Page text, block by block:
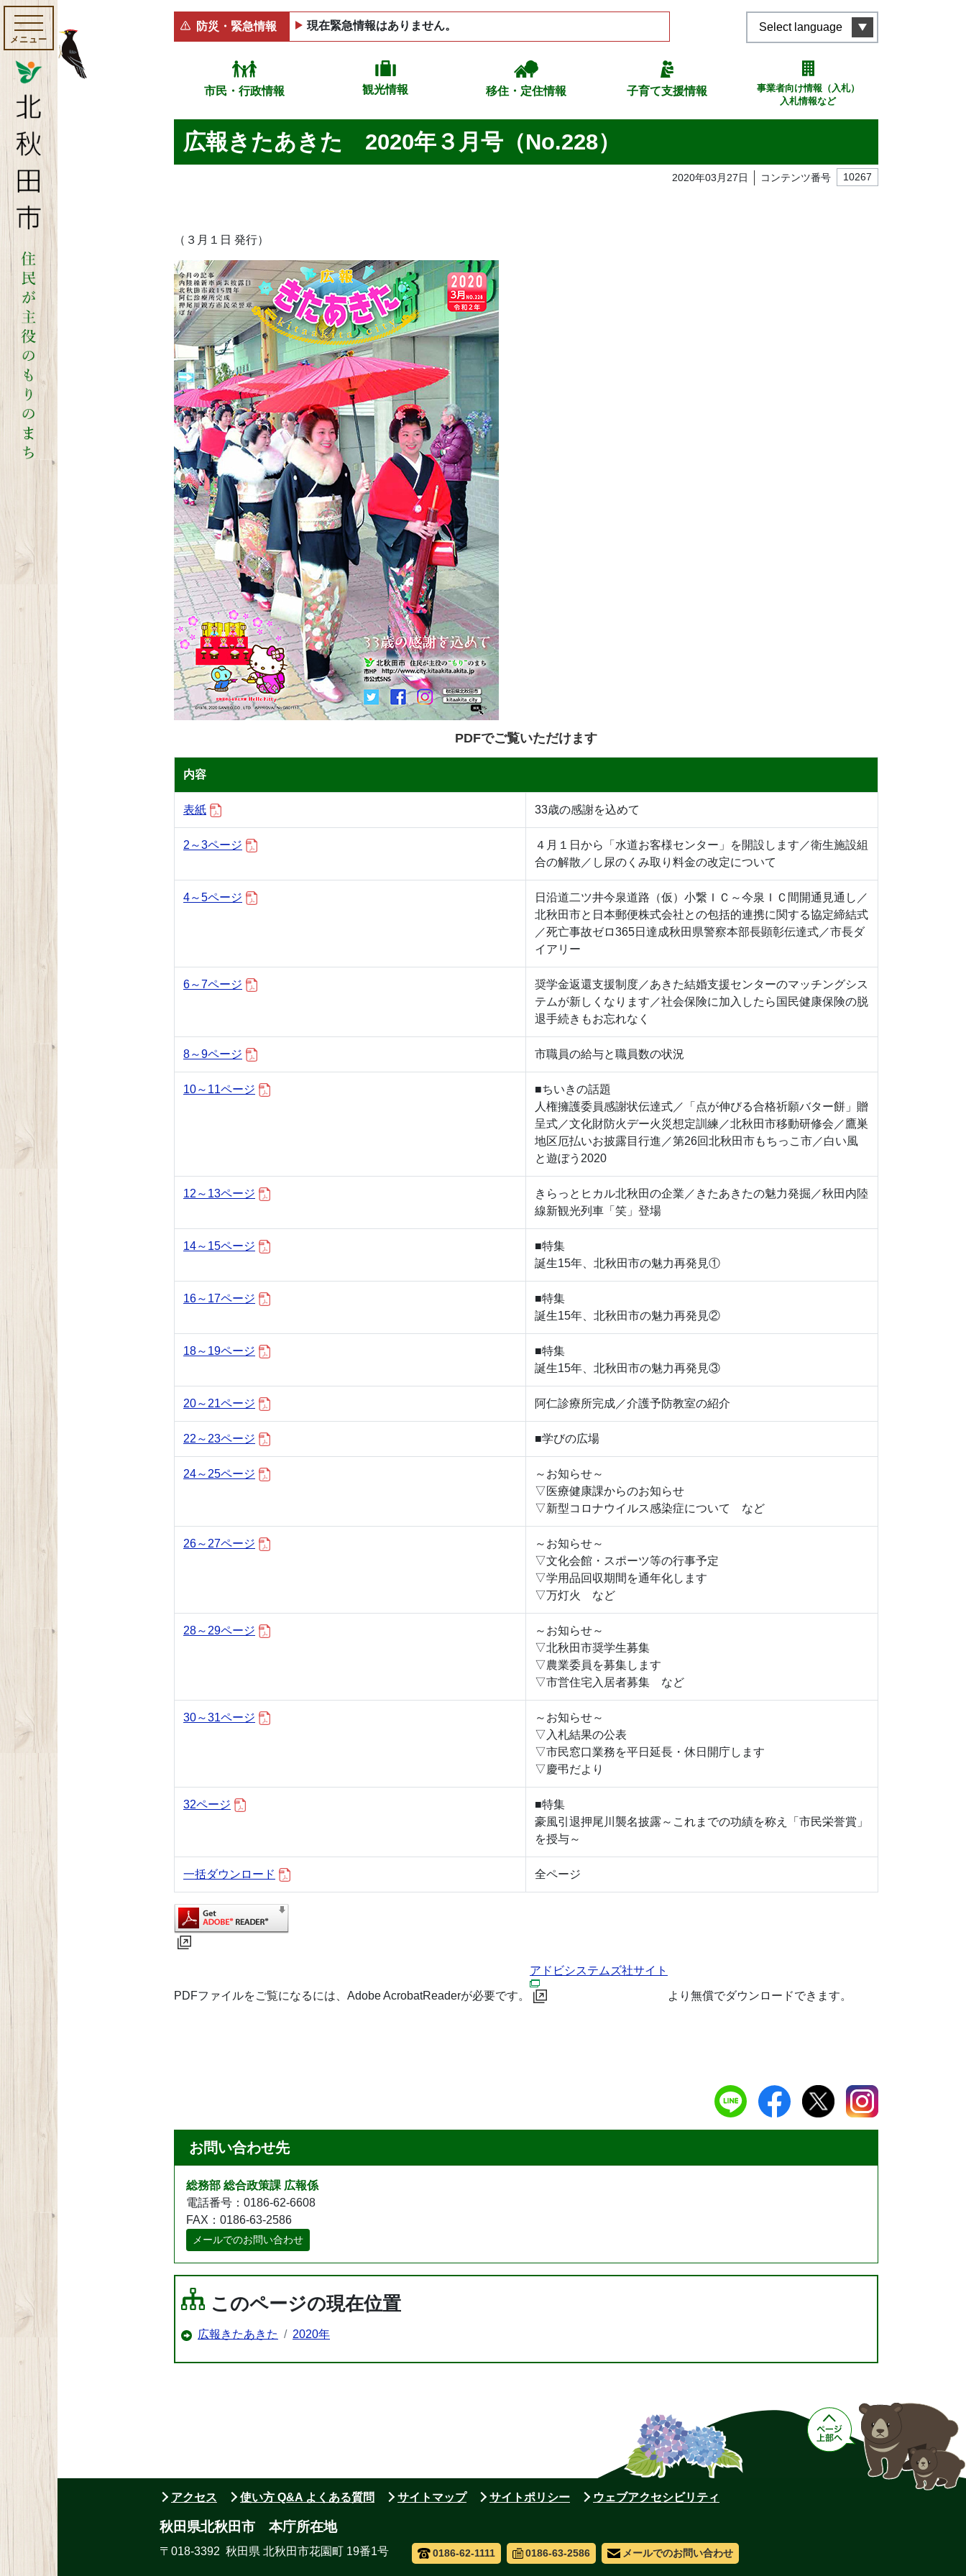
メニュー
防災・緊急情報 現在緊急情報はありません。 Select language
市民・行政情報 観光情報 移住・定住情報 子育て支援情報
事業者向け情報（入札）
入札情報など
広報きたあきた 2020年３月号（No.228）
2020年03月27日 コンテンツ番号 10267
（３月１日 発行）
PDFでご覧いただけます
内容
表紙 33歳の感謝を込めて
2～3ページ
４月１日から「水道お客様センター」を開設します／衛生施設組
合の解散／し尿のくみ取り料金の改定について
4～5ページ
日沿道二ツ井今泉道路（仮）小繋ＩＣ～今泉ＩＣ間開通見通し／
北秋田市と日本郵便株式会社との包括的連携に関する協定締結式
／死亡事故ゼロ365日達成秋田県警察本部長顕彰伝達式／市長ダ
イアリー
6～7ページ
奨学金返還支援制度／あきた結婚支援センターのマッチングシス
テムが新しくなります／社会保険に加入したら国民健康保険の脱
退手続きもお忘れなく
8～9ページ 市職員の給与と職員数の状況
10～11ページ
■ちいきの話題
人権擁護委員感謝状伝達式／「点が伸びる合格祈願バター餅」贈
呈式／文化財防火デー火災想定訓練／北秋田市移動研修会／鷹巣
地区厄払いお披露目行進／第26回北秋田市もちっこ市／白い風
と遊ぼう2020
12～13ページ
きらっとヒカル北秋田の企業／きたあきたの魅力発掘／秋田内陸
線新観光列車「笑」登場
14～15ページ
■特集
誕生15年、北秋田市の魅力再発見①
16～17ページ
■特集
誕生15年、北秋田市の魅力再発見②
18～19ページ
■特集
誕生15年、北秋田市の魅力再発見③
20～21ページ 阿仁診療所完成／介護予防教室の紹介
22～23ページ ■学びの広場
24～25ページ
～お知らせ～
▽医療健康課からのお知らせ
▽新型コロナウイルス感染症について など
26～27ページ
～お知らせ～
▽文化会館・スポーツ等の行事予定
▽学用品回収期間を通年化します
▽万灯火 など
28～29ページ
～お知らせ～
▽北秋田市奨学生募集
▽農業委員を募集します
▽市営住宅入居者募集 など
30～31ページ
～お知らせ～
▽入札結果の公表
▽市民窓口業務を平日延長・休日開庁します
▽慶弔だより
32ページ
■特集
豪風引退押尾川襲名披露～これまでの功績を称え「市民栄誉賞」
を授与～
一括ダウンロード 全ページ
PDFファイルをご覧になるには、Adobe AcrobatReaderが必要です。
アドビシステムズ社サイト
より無償でダウンロードできます。
お問い合わせ先
総務部 総合政策課 広報係
電話番号：0186-62-6608
FAX：0186-63-2586
メールでのお問い合わせ
このページの現在位置
広報きたあきた 2020年
アクセス 使い方 Q&A よくある質問 サイトマップ サイトポリシー ウェブアクセシビリティ
秋田県北秋田市 本庁所在地
〒018-3392 秋田県 北秋田市花園町 19番1号 0186-62-1111 0186-63-2586 メールでのお問い合わせ